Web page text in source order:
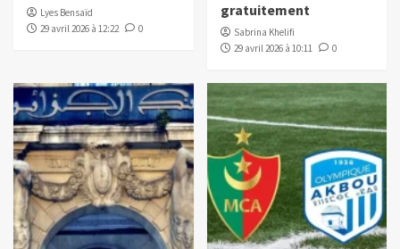
Lyes Bensaïd
29 avril 2026 à 12:22
0
gratuitement
Sabrina Khelifi
29 avril 2026 à 10:11
0